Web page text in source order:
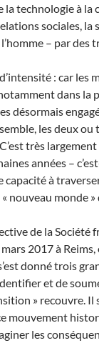
la technologie à la
sociales,
– par des
: car les
dans la
désormais
les deux
très
années –
capacité à
nouveau monde
de la Société
2017 à
donné trois
et de
» recouvre. Il
mouvement
les